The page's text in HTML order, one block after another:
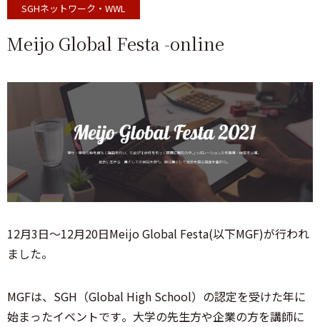
Meijo Global Festa -online
SGHネットワーク・WWL
12月3日～12月20日Meijo Global Festa(以下MGF)が行われ
ました。
MGFは、SGH（Global High School）の認定を受けた年に
始まったイベントです。大学の先生方や企業の方を講師に